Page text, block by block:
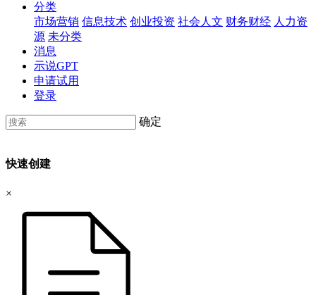
分类
市场营销 信息技术 创业投资 社会人文 财务财经 人力资
源 未分类
消息
示说GPT
申请试用
登录
确定
快速创建
×